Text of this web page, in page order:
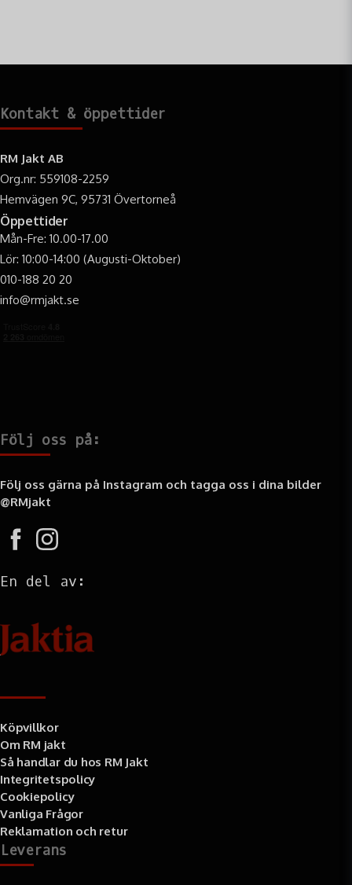
Kontakt & öppettider
RM Jakt AB
Org.nr: 559108-2259
Hemvägen 9C, 95731 Övertorneå
Öppettider
Mån-Fre: 10.00-17.00
Lör: 10:00-14:00 (Augusti-Oktober)
010-188 20 20
info@rmjakt.se
Följ oss på:
Följ oss gärna på Instagram och tagga oss i dina bilder
@RMjakt
En del av:
Köpvillkor
Om RM jakt
Så handlar du hos RM Jakt
Integritetspolicy
Cookiepolicy
Vanliga Frågor
Reklamation och retur
Leverans